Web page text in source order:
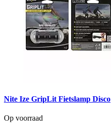
Nite Ize GripLit Fietslamp Disco
Op voorraad